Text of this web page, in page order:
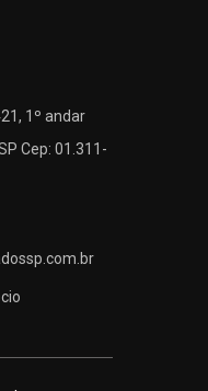
1º andar
Cep: 01.311-